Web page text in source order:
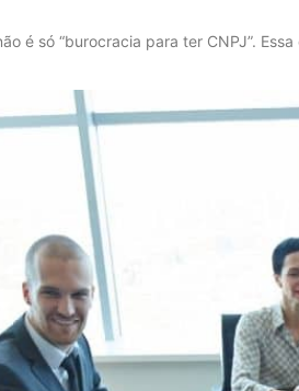
é só “burocracia para ter CNPJ”.